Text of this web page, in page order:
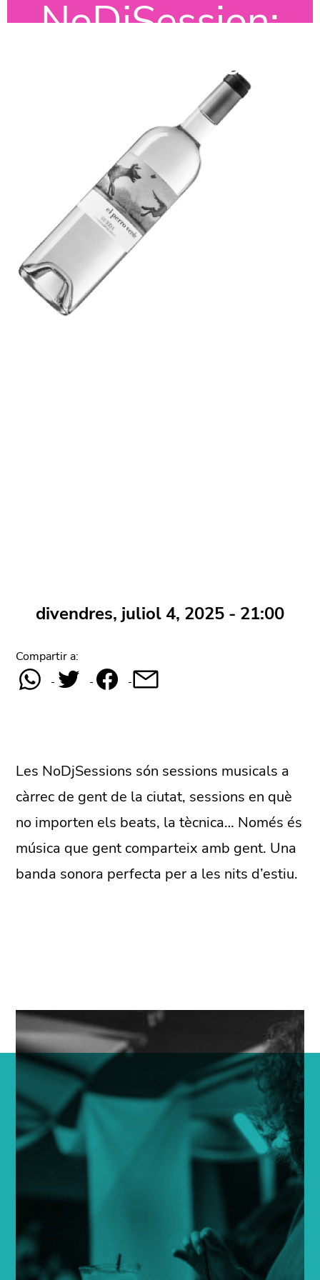
NoDjSession:
Perras Verdes
divendres, juliol 4, 2025 - 21:00
Compartir a:
Les NoDjSessions són sessions musicals a
càrrec de gent de la ciutat, sessions en què
no importen els beats, la tècnica… Només és
música que gent comparteix amb gent. Una
banda sonora perfecta per a les nits d’estiu.